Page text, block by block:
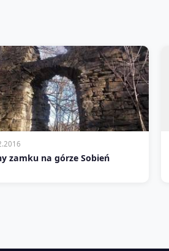
zamku na górze Sobień